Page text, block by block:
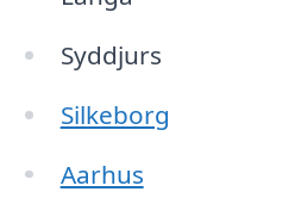
Syddjurs
Silkeborg
Aarhus